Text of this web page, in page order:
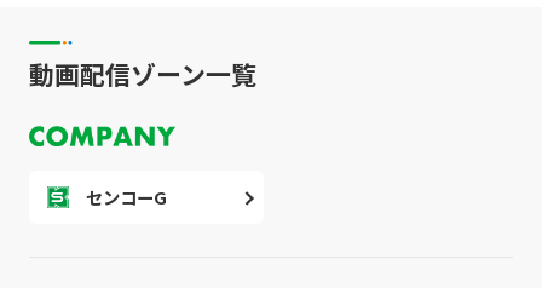
動画配信ゾーン一覧
センコーG